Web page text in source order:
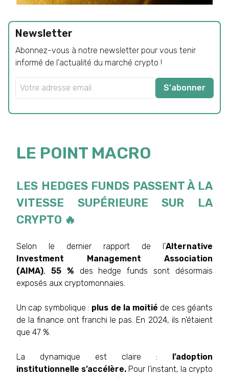
Newsletter
Abonnez-vous à notre newsletter pour vous tenir
informé de l'actualité du marché crypto !
S'abonner
LE POINT MACRO
LES HEDGES FUNDS PASSENT À LA
VITESSE SUPÉRIEURE SUR LA
CRYPTO 🔥
Selon le dernier rapport de l’Alternative
Investment Management Association
(AIMA), 55 % des hedge funds sont désormais
exposés aux cryptomonnaies.
Un cap symbolique : plus de la moitié de ces géants
de la finance ont franchi le pas. En 2024, ils n’étaient
que 47 %.
La dynamique est claire : l’adoption
institutionnelle s’accélère. Pour l’instant, la crypto